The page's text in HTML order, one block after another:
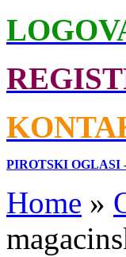
PIROTSKI OGLASI
Home »